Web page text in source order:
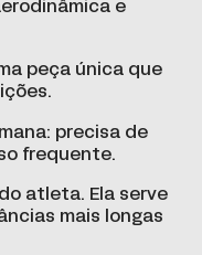
e
peça única que
precisa de
frequente.
atleta. Ela serve
mais longas